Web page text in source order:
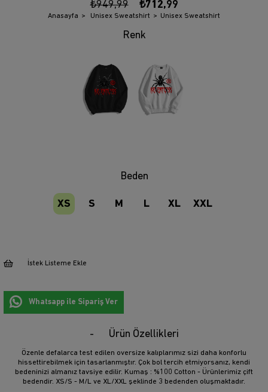
₺949,99 ₺712,99
Anasayfa Unisex Sweatshirt Unisex Sweatshirt
Beden
XS S M L XL XXL
İstek Listeme Ekle
Whatsapp ile Sipariş Ver
Ürün Özellikleri
Özenle defalarca test edilen oversize kalıplarımız sizi daha konforlu
hissettirebilmek için tasarlanmıştır. Çok bol tercih etmiyorsanız, kendi
bedeninizi almanız tavsiye edilir. Kumaş : %100 Cotton - Ürünlerimiz çift
bedendir. XS/S - M/L ve XL/XXL şeklinde 3 bedenden oluşmaktadır.